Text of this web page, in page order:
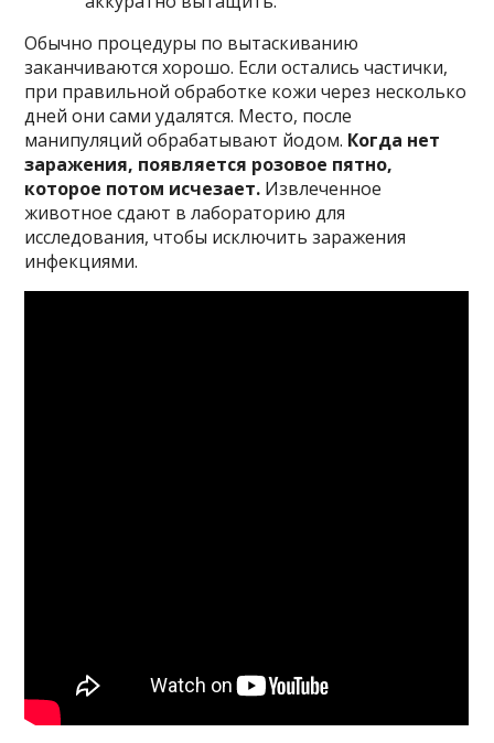
Обычно процедуры по вытаскиванию
заканчиваются хорошо. Если остались частички,
при правильной обработке кожи через несколько
дней они сами удалятся. Место, после
манипуляций обрабатывают йодом. Когда нет
заражения, появляется розовое пятно,
которое потом исчезает. Извлеченное
животное сдают в лабораторию для
исследования, чтобы исключить заражения
инфекциями.